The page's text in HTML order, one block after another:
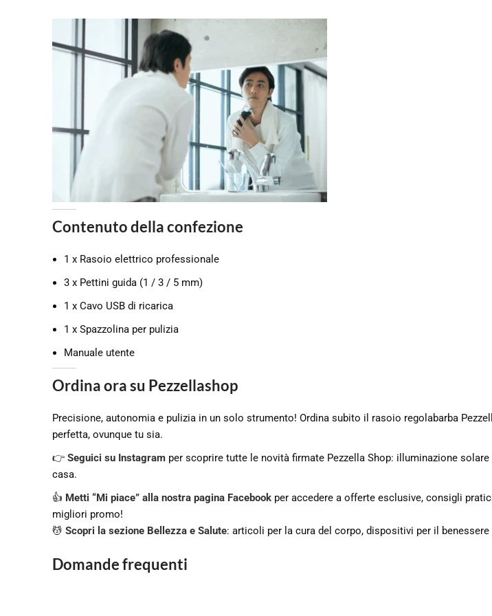
Contenuto della confezione
1 x Rasoio elettrico professionale
3 x Pettini guida (1 / 3 / 5 mm)
1 x Cavo USB di ricarica
1 x Spazzolina per pulizia
Manuale utente
Ordina ora su Pezzellashop
Precisione, autonomia e pulizia in un solo strumento! Ordina subito il rasoio regolabarba
perfetta, ovunque tu sia.
👉 Seguici su Instagram per scoprire tutte le novità firmate Pezzella Shop: illuminazione
casa.
👍 Metti “Mi piace” alla nostra pagina Facebook per accedere a offerte esclusive, consigli
migliori promo!
💆 Scopri la sezione Bellezza e Salute: articoli per la cura del corpo, dispositivi per il
Domande frequenti